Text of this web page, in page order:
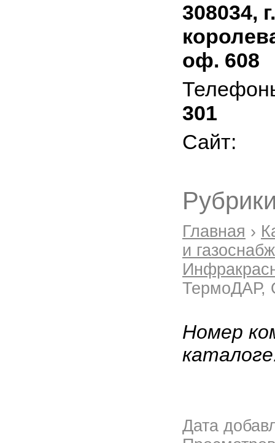
308034,
оф. 608
301
Сайт:
Главная ›
и
Номер
Дата